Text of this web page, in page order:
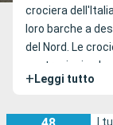
crociera
loro barche a
del Nord. Le
costruzioni
aggiustano la
Giovanni degli
+ Leggi tutto
I